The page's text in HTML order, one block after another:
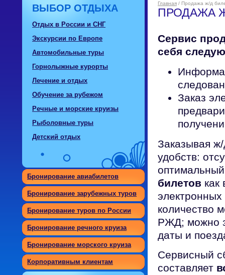
ВЫБОР ОТДЫХА
Отдых в России и СНГ
Экскурсии по Европе
Автомобильные туры
Горнолыжные курорты
Лечение и отдых
Обучение за рубежом
Речные и морские круизы
Рыболовные туры
Детский отдых
Бронирование авиабилетов
Бронирование зарубежных туров
Бронирование туров по России
Бронирование речного круиза
Бронирование морского круиза
Корпоративным клиентам
Главная / Продажа ж/д
ПРОДАЖА
Сервис
себя
Заказ
Заказывая
удобств:
билетов как
количество
РЖД; можно
даты и
Сервисный
составляет